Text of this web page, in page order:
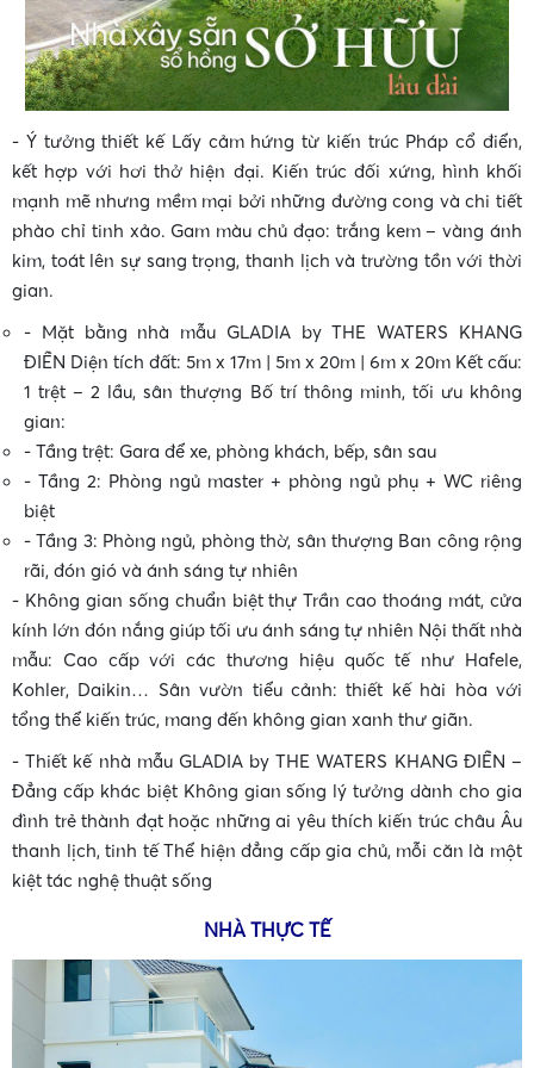
•
- Ý tưởng thiết kế Lấy cảm hứng từ kiến trúc Pháp cổ điển,
kết hợp với hơi thở hiện đại. Kiến trúc đối xứng, hình khối
mạnh mẽ nhưng mềm mại bởi những đường cong và chi tiết
phào chỉ tinh xảo. Gam màu chủ đạo: trắng kem – vàng ánh
kim, toát lên sự sang trọng, thanh lịch và trường tồn với thời
gian.
- Mặt bằng nhà mẫu GLADIA by THE WATERS KHANG
ĐIỀN Diện tích đất: 5m x 17m | 5m x 20m | 6m x 20m Kết cấu:
1 trệt – 2 lầu, sân thượng Bố trí thông minh, tối ưu không
gian:
- Tầng trệt: Gara để xe, phòng khách, bếp, sân sau
- Tầng 2: Phòng ngủ master + phòng ngủ phụ + WC riêng
biệt
- Tầng 3: Phòng ngủ, phòng thờ, sân thượng Ban công rộng
rãi, đón gió và ánh sáng tự nhiên
- Không gian sống chuẩn biệt thự Trần cao thoáng mát, cửa
kính lớn đón nắng giúp tối ưu ánh sáng tự nhiên Nội thất nhà
mẫu: Cao cấp với các thương hiệu quốc tế như Hafele,
Kohler, Daikin… Sân vườn tiểu cảnh: thiết kế hài hòa với
tổng thể kiến trúc, mang đến không gian xanh thư giãn.
- Thiết kế nhà mẫu GLADIA by THE WATERS KHANG ĐIỀN –
Đẳng cấp khác biệt Không gian sống lý tưởng dành cho gia
đình trẻ thành đạt hoặc những ai yêu thích kiến trúc châu Âu
thanh lịch, tinh tế Thể hiện đẳng cấp gia chủ, mỗi căn là một
kiệt tác nghệ thuật sống
NHÀ THỰC TẾ